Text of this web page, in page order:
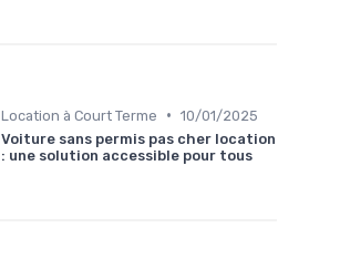
Location à Court Terme • 10/01/2025
Voiture sans permis pas cher location
: une solution accessible pour tous